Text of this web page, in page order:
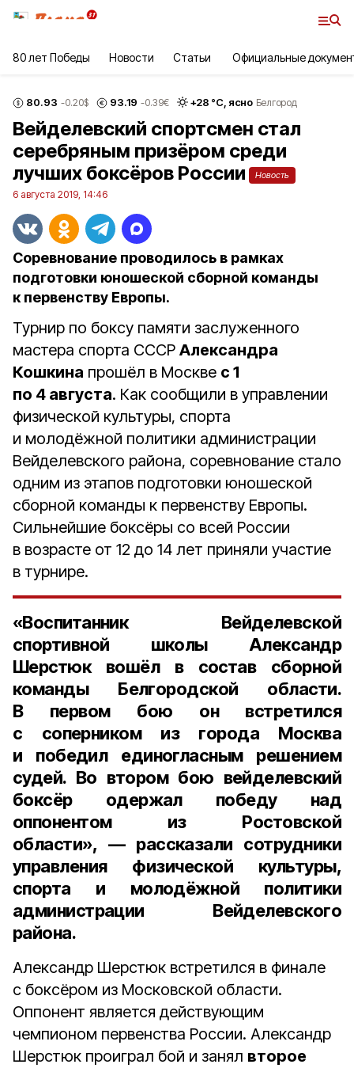
80 лет Победы Новости Статьи Официальные
80.93 -0.20$ 93.19 -0.39€ +28 °С, ясно Белгород
Вейделевский спортсмен стал
серебряным призёром среди
лучших боксёров России
Новость
6 августа 2019, 14:46
Соревнование проводилось в рамках
подготовки юношеской сборной команды
к первенству Европы.
Турнир по боксу памяти заслуженного
мастера спорта СССР Александра
Кошкина прошёл в Москве с 1
по 4 августа. Как сообщили в управлении
физической культуры, спорта
и молодёжной политики администрации
Вейделевского района, соревнование стало
одним из этапов подготовки юношеской
сборной команды к первенству Европы.
Сильнейшие боксёры со всей России
в возрасте от 12 до 14 лет приняли участие
в турнире.
«Воспитанник Вейделевской
спортивной школы Александр
Шерстюквошёл в состав сборной
команды Белгородской области.
В первом бою он встретился
с соперником из города Москва
и победил единогласным решением
судей. Во втором бою вейделевский
боксёр одержал победу над
оппонентом из Ростовской
области», — рассказали сотрудники
управления физической культуры,
спорта и молодёжной политики
администрации Вейделевского
района.
Александр Шерстюк встретился в финале
с боксёром из Московской области.
Оппонент является действующим
чемпионом первенства России. Александр
Шерстюк проиграл бой и занял второе